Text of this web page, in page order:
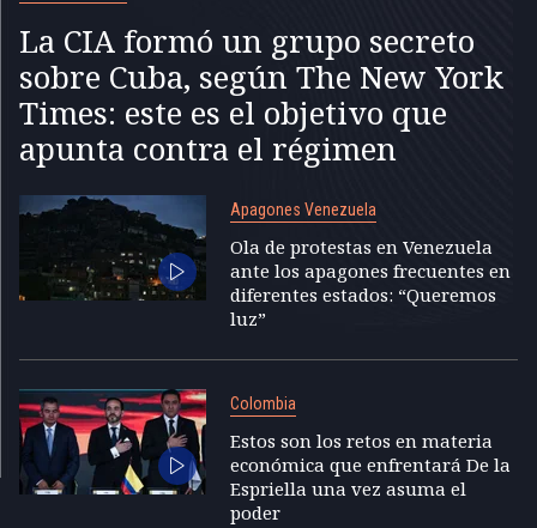
La CIA formó un grupo secreto
sobre Cuba, según The New York
Times: este es el objetivo que
apunta contra el régimen
Apagones Venezuela
Ola de protestas en Venezuela
ante los apagones frecuentes en
diferentes estados: “Queremos
luz”
Colombia
Estos son los retos en materia
económica que enfrentará De la
Espriella una vez asuma el
poder